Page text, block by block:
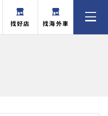
找好店 找海外車